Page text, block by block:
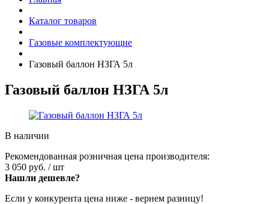
Каталог товаров
Газовые комплектующие
Газовый баллон НЗГА 5л
Газовый баллон НЗГА 5л
В наличии
Рекомендованная розничная цена производителя:
3 050 руб. / шт
Нашли дешевле?
Если у конкурента цена ниже - вернем разницу!